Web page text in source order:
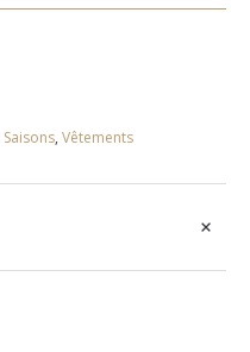
Saisons, Vêtements
+